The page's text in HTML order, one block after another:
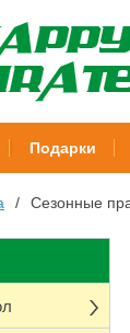
Подарки
Сезонные